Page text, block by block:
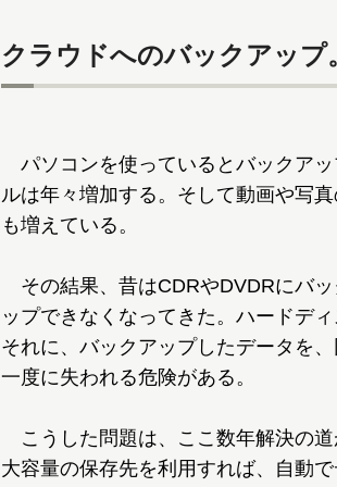
クラウドへのバックアップ
パソコンを使っているとバックア
ルは年々増加する。そして動画や写
も増えている。
その結果、昔はCDRやDVDRにバ
ップできなくなってきた。ハードデ
それに、バックアップしたデータを
一度に失われる危険がある。
こうした問題は、ここ数年解決の道
大容量の保存先を利用すれば、自動